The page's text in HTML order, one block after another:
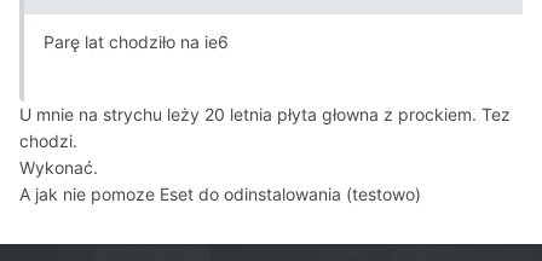
Parę lat chodziło na ie6
U mnie na strychu leży 20 letnia płyta głowna z prockiem. Tez
chodzi.
Wykonać.
A jak nie pomoze Eset do odinstalowania (testowo)